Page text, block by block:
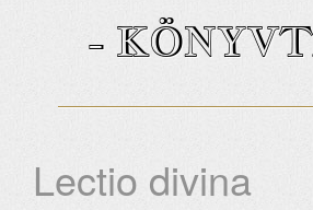
-
Lectio divina